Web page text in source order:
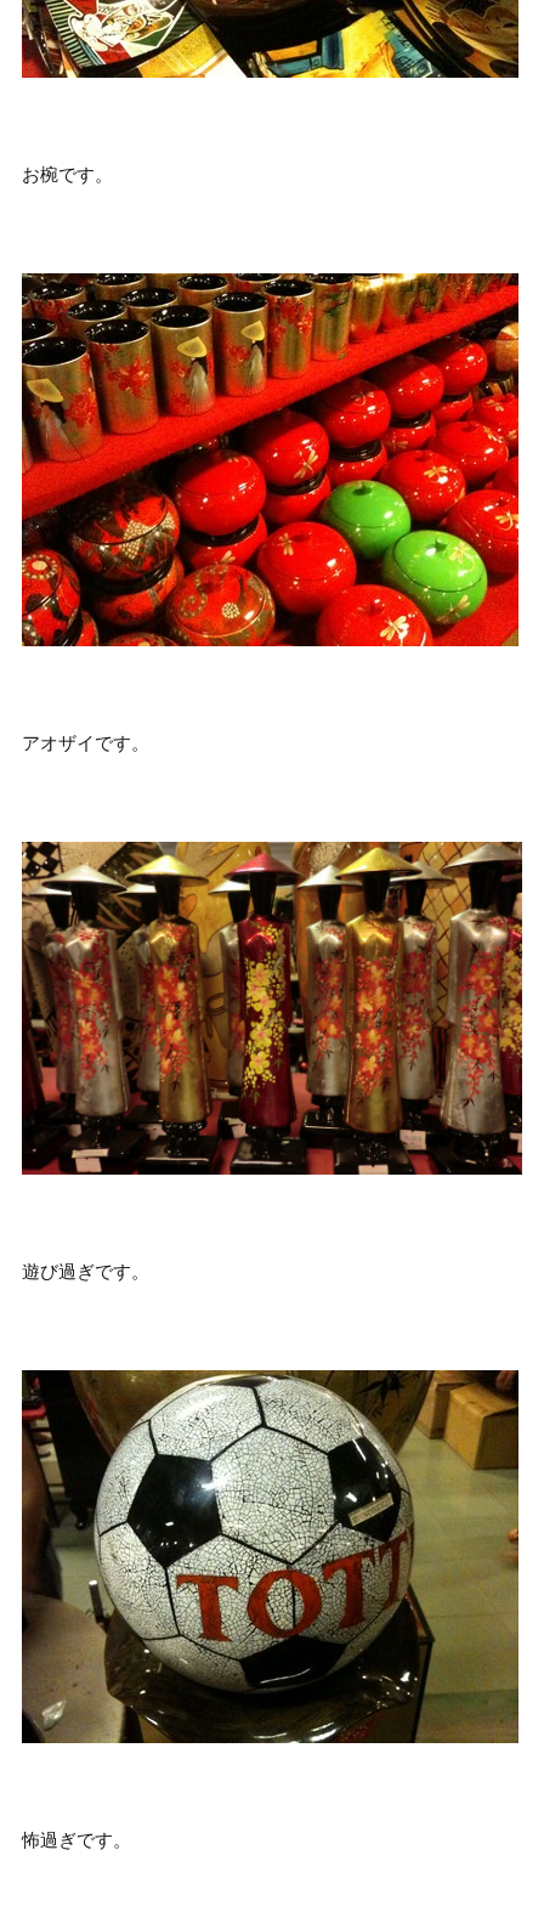
お椀です。
アオザイです。
遊び過ぎです。
怖過ぎです。